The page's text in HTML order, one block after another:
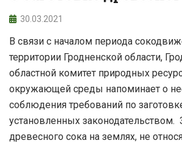
30.03.2021
В связи с началом периода
территории Гродненской области,
областной комитет природных
окружающей среды напоминает о
соблюдения требований по
установленных законодательством.
древесного сока на землях, не